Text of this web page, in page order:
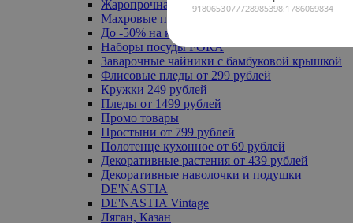
Жаропрочная посуда
Махровые полотенца
До -50% на ковры
Наборы посуды FORA
Заварочные чайники с бамбуковой крышкой
Флисовые пледы от 299 рублей
Кружки 249 рублей
Пледы от 1499 рублей
Промо товары
Простыни от 799 рублей
Полотенце кухонное от 69 рублей
Декоративные растения от 439 рублей
Декоративные наволочки и подушки
DE'NASTIA
DE'NASTIA Vintage
Ляган, Казан